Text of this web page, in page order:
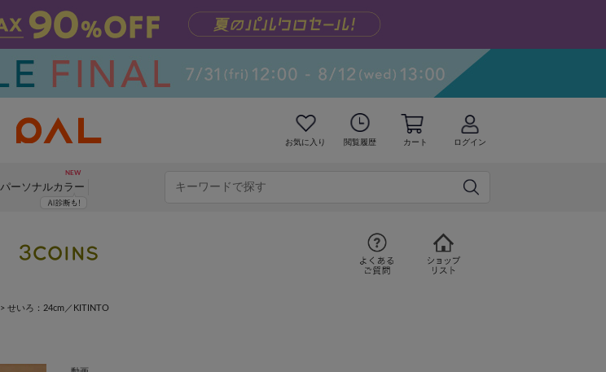
お気に入り 閲覧履歴 カート ログイン
パーソナルカラー
> せいろ：24cm／KITINTO